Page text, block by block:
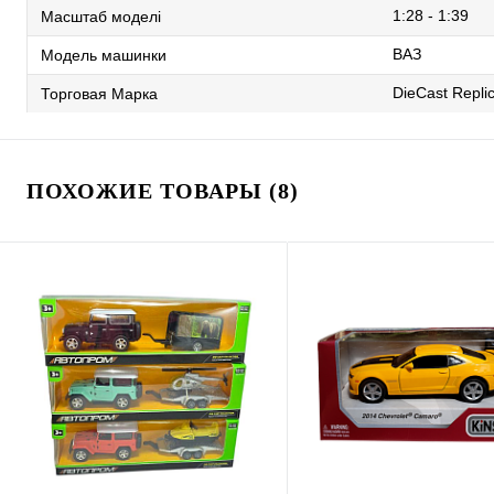
Масштаб моделі 1:28 - 1:39
Модель машинки ВАЗ
Торговая Марка DieCast
ПОХОЖИЕ ТОВАРЫ (8)